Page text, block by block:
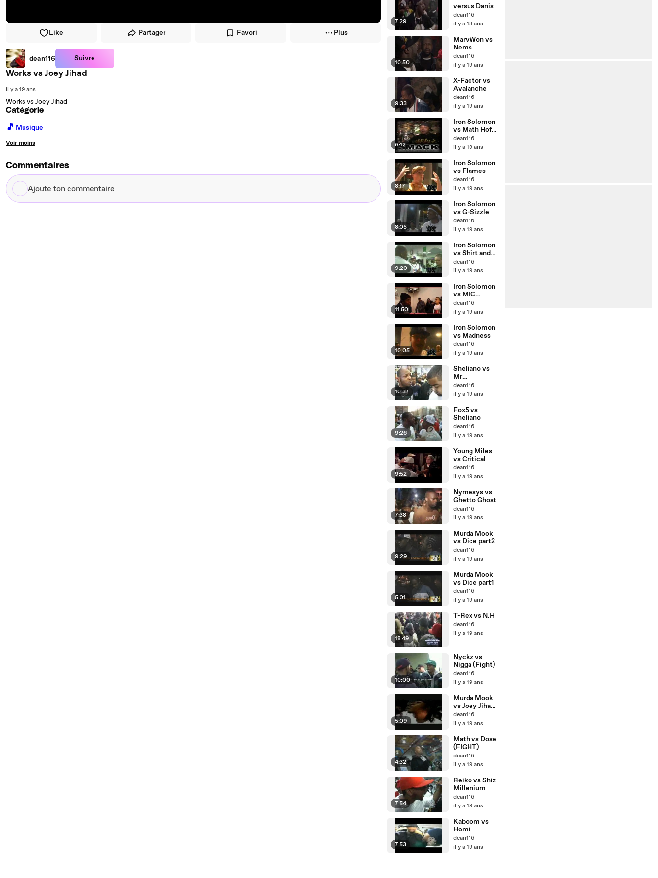
Like Partager Favori Plus
dean116 Suivre
Works vs Joey Jihad
il y a 19 ans
Works vs Joey Jihad
Catégorie
🎵 Musique
Voir moins
Commentaires
Ajoute
ton
7:29
versus Danis
dean116
il y a 19 ans
10:50
MarvWon vs
Nems
dean116
il y a 19 ans
9:33
X-Factor vs
Avalanche
dean116
il y a 19 ans
6:12
Iron Solomon
vs Math Hoffa
part1
dean116
il y a 19 ans
8:17
Iron Solomon
vs Flames
dean116
il y a 19 ans
8:05
Iron Solomon
vs G-Sizzle
dean116
il y a 19 ans
9:20
Iron Solomon
vs Shirt and
Tie
dean116
il y a 19 ans
11:50
Iron Solomon
vs MIC
Assassin
dean116
il y a 19 ans
10:05
Iron Solomon
vs Madness
dean116
il y a 19 ans
10:37
Sheliano vs
Mr
Blackstone
dean116
il y a 19 ans
9:26
Fox5 vs
Sheliano
dean116
il y a 19 ans
9:52
Young Miles
vs Critical
dean116
il y a 19 ans
7:38
Nymesys vs
Ghetto Ghost
dean116
il y a 19 ans
9:29
Murda Mook
vs Dice part2
dean116
il y a 19 ans
5:01
Murda Mook
vs Dice part1
dean116
il y a 19 ans
18:49
T-Rex vs N.H
dean116
il y a 19 ans
10:00
Nyckz vs
Nigga (Fight)
dean116
il y a 19 ans
5:09
Murda Mook
vs Joey Jihad
part1
dean116
il y a 19 ans
4:32
Math vs Dose
(FIGHT)
dean116
il y a 19 ans
7:54
Reiko vs Shiz
Millenium
dean116
il y a 19 ans
7:53
Kaboom vs
Homi
dean116
il y a 19 ans